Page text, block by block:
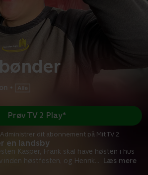
•
en landsby
Kasper, Frank skal have høsten i hus
inden høstfesten, og Henrik... Læs mere
Prøv TV 2 Play*
dit abonnement på Mit TV 2.